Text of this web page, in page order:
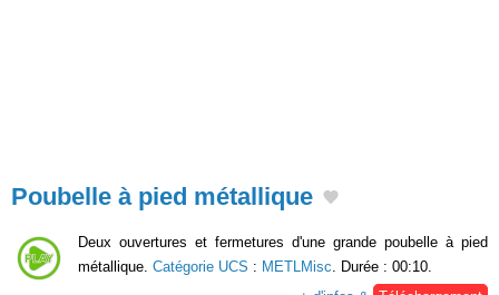
Poubelle à pied métallique
Deux ouvertures et fermetures d'une grande poubelle à pied
métallique. Catégorie UCS : METLMisc . Durée : 00:10.